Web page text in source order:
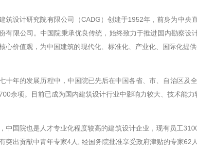
筑设计研究院有限公司（CADG）创建于1952年，前身为中
有限公司。中国院秉承优良传统，始终致力于推进国内勘察
心价值观，为中国建筑的现代化、标准化、产业化、国际化提
十年的发展历程中，中国院已先后在中国各省、市、自治区及
余项。目前已成为国内建筑设计行业中影响力较大、技术能
中国院也是人才专业化程度较高的建筑设计企业，现有员工
突出贡献中青年专家4人, 经国务院批准享受政府津贴的专家62